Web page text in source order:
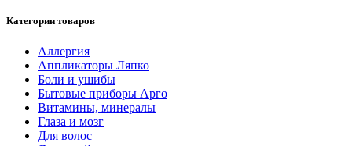
Категории товаров
Аллергия
Аппликаторы Ляпко
Боли и ушибы
Бытовые приборы Арго
Витамины, минералы
Глаза и мозг
Для волос